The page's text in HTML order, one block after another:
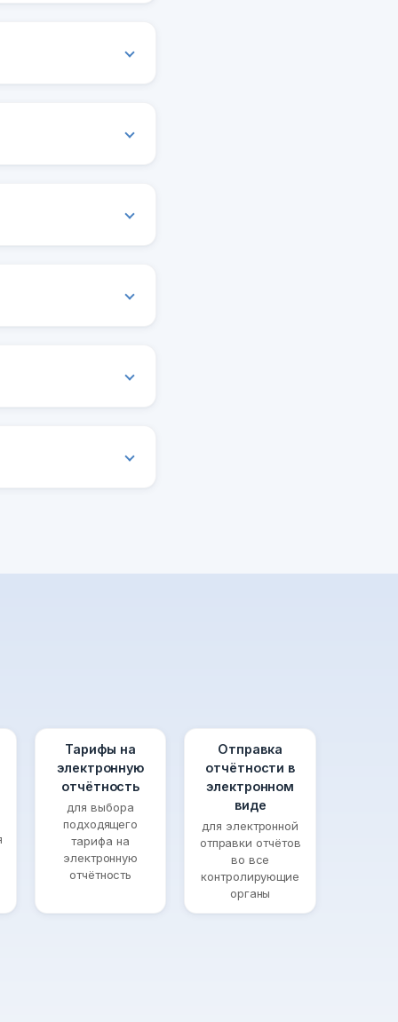
Тарифы на
электронную
отчётность
для выбора
подходящего
тарифа на
электронную
отчётность
Отправка
отчётности в
электронном
виде
для электронной
отправки отчётов
во все
контролирующие
органы